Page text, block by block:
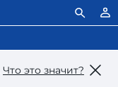
Что это значит?